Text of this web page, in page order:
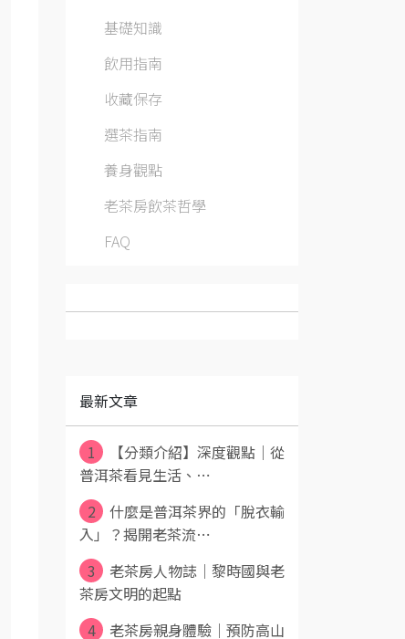
基礎知識
飲用指南
收藏保存
選茶指南
養身觀點
老茶房飲茶哲學
FAQ
最新文章
1
【分類介紹】深度觀點｜從
普洱茶看見生活、⋯
2
什麼是普洱茶界的「脫衣輸
入」？揭開老茶流⋯
3
老茶房人物誌｜黎時國與老
茶房文明的起點
4
老茶房親身體驗｜預防高山